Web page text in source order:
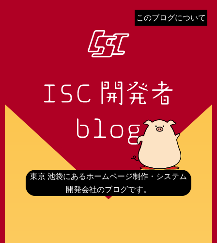
東京 池袋にあるホームページ制作・システム
開発会社のブログです。
このブログについて